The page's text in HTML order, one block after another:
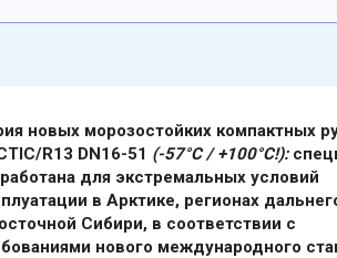
новых морозостойких компактных
R13 DN16-51 (-57°C / +100°C!):
для экстремальных условий
в Арктике, регионах
Сибири, в соответствии с
нового международного